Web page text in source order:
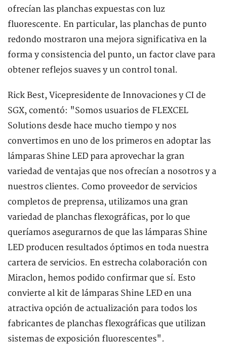
ofrecían las planchas expuestas con luz
fluorescente. En particular, las planchas de punto
redondo mostraron una mejora significativa en la
forma y consistencia del punto, un factor clave para
obtener reflejos suaves y un control tonal.
Rick Best, Vicepresidente de Innovaciones y CI de
SGX, comentó: "Somos usuarios de FLEXCEL
Solutions desde hace mucho tiempo y nos
convertimos en uno de los primeros en adoptar las
lámparas Shine LED para aprovechar la gran
variedad de ventajas que nos ofrecían a nosotros y a
nuestros clientes. Como proveedor de servicios
completos de preprensa, utilizamos una gran
variedad de planchas flexográficas, por lo que
queríamos asegurarnos de que las lámparas Shine
LED producen resultados óptimos en toda nuestra
cartera de servicios. En estrecha colaboración con
Miraclon, hemos podido confirmar que sí. Esto
convierte al kit de lámparas Shine LED en una
atractiva opción de actualización para todos los
fabricantes de planchas flexográficas que utilizan
sistemas de exposición fluorescentes".